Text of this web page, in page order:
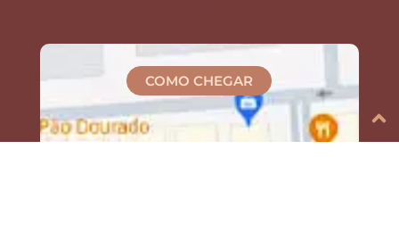
COMO CHEGAR